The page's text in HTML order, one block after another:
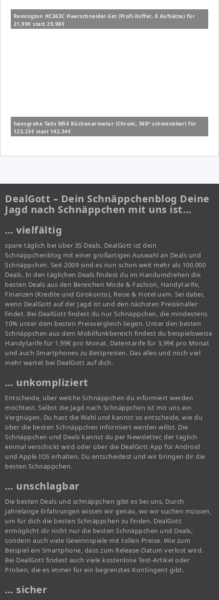
Remington HC363C Haarschneider-Set (Profi-Koffer, 8 Aufsätze) für
21,99€ statt 29,98€
hansgrohe Talis M54 Küchenarmatur (Chrom, 360° schwenkbar) für
123,23€ statt 142,34€
DealGott – Dein Schnäppchenblog Deine
Jagd nach Schnäppchen mit uns ist…
… vielfältig
spare täglich bei über 35 Deals. DealGott ist dein
Schnäppchenblog mit einer großartigen Auswahl an Deals und
Schnäppchen. Seit 2009 sind es nun schon weit mehr als 100.000
Deals. In den täglichen Deals findest du im Handumdrehen die
besten Deals aus den Bereichen Mode & Fashion, Handytarife,
Finanzen (Kredite und Girokonto), Reise & Hotel uvm. Sei dabei,
wenn DealGott auf der Jagd ist und den nächsten Preisknaller
findet. Bei DealGott findest du nur Schnäppchen, die mindestens
10% unter dem besten Preisvergleich liegen. Unter den besten
Schnäppchen aus dem Mobilfunkbereich findest du beispielsweise
Handytarife für 1,99€ pro Monat, Datentarife für 3,99€ pro Monat
und auch Smartphones zu Bestpreisen. Das alles und noch viel
mehr wartet bei DealGott auf dich.
… unkompliziert
Entscheide, über welche Schnäppchen du informiert werden
möchtest. Selbst die Jagd nach Schnäppchen ist mit uns ein
Vergnügen. Du hast die Wahl und kannst so entscheide, wie du
über die besten Schnäppchen informiert werden willst. Die
Schnäppchen und Deals kannst du per Newsletter, der täglich
einmal verschickt wird oder über die DealGott App für Android
und Apple IOS erhalten. Du entscheidest und wir bringen dir die
besten Schnäppchen.
… unschlagbar
Die besten Deals und schnäppchen gibt es bei uns. Durch
Jahrelange Erfahrungen wissen wir genau, wo wir suchen müssen,
um für dich die besten Schnäppchen zu finden. DealGott
ermöglicht dir nicht nur die besten Schnäppchen und Deals,
sondern auch viele Gewinnspiele mit tollen Preise. Wie zum
Beispiel ein Smartphone, dass zum Release-Datum verlost wird.
Bei DealGott findest auch viele kostenlose Test-Artikel oder
Proben, die es immer für ein begrenztes Kontingent gibt.
… sicher